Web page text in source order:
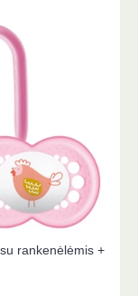
rankenėlėmis +